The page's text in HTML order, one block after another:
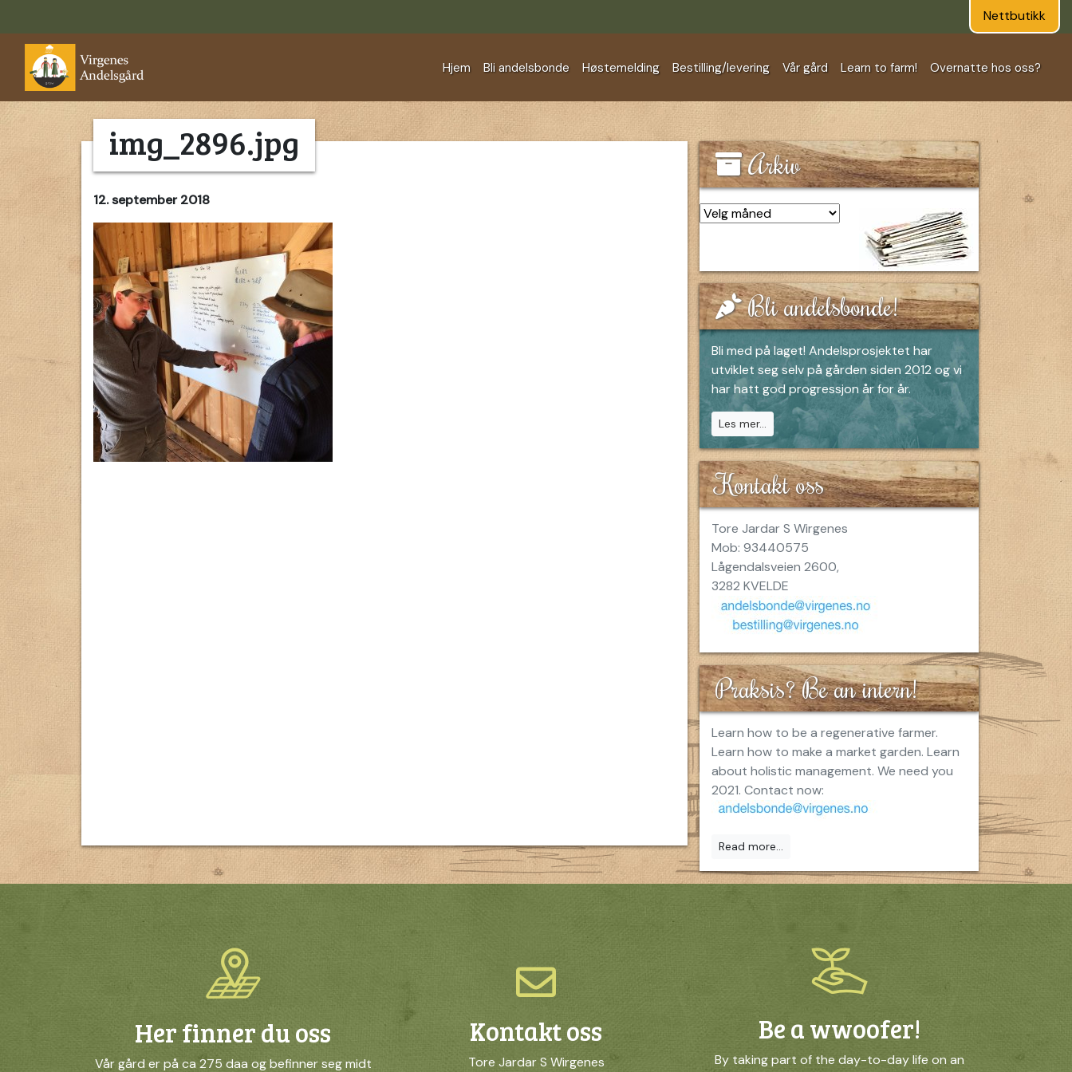
Nettbutikk
Hjem Bli andelsbonde Høstemelding Bestilling/levering Vår gård Learn to farm! Overnatte hos oss?
img_2896.jpg
12. september 2018
Arkiv
Bli andelsbonde!
Bli med på laget! Andelsprosjektet har
utviklet seg selv på gården siden 2012 og vi
har hatt god progressjon år for år.
Les mer...
Kontakt oss
Tore Jardar S Wirgenes
Mob: 93440575
Lågendalsveien 2600,
3282 KVELDE
Praksis? Be an intern!
Learn how to be a regenerative farmer.
Learn how to make a market garden. Learn
about holistic management. We need you
2021. Contact now:
Read more...
Her finner du oss
Vår gård er på ca 275 daa og befinner seg midt
Kontakt oss
Tore Jardar S Wirgenes
Be a wwoofer!
By taking part of the day-to-day life on an